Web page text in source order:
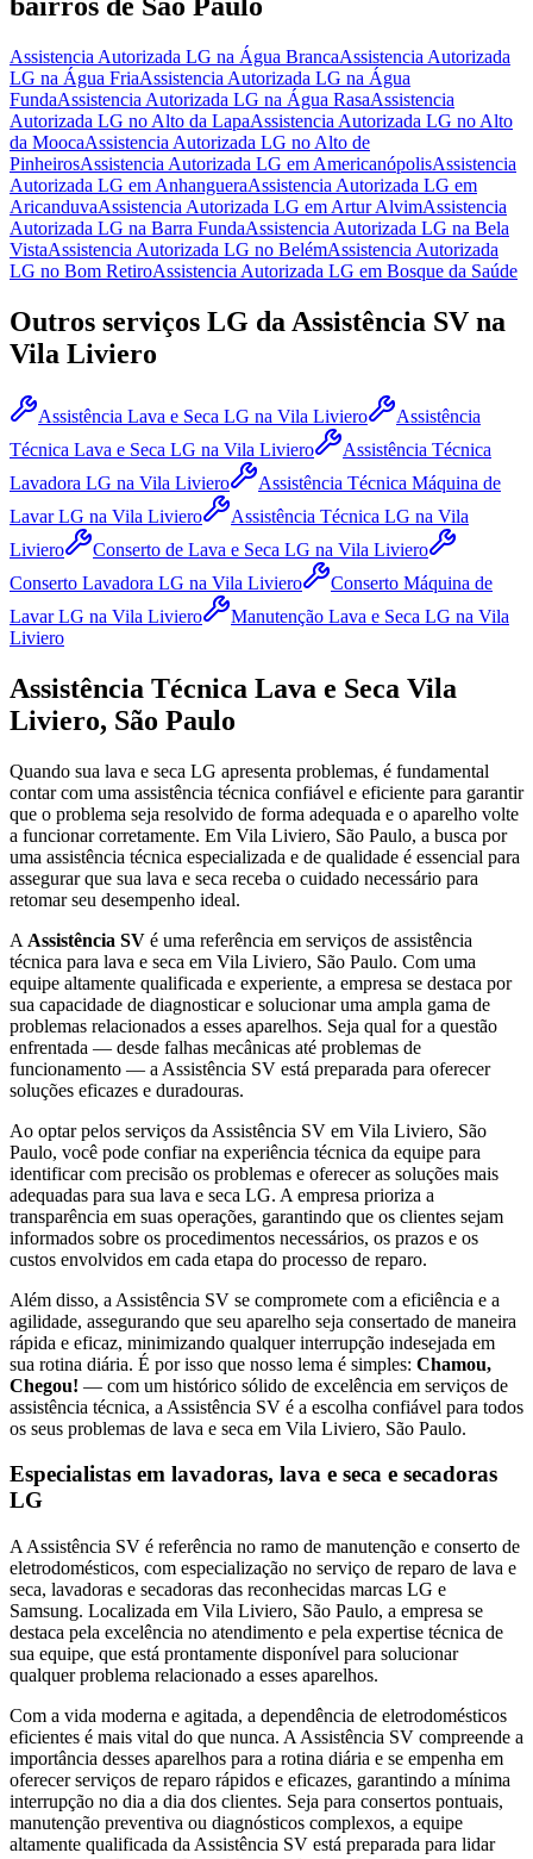
Assistencia Autorizada LG na Água BrancaAssistencia Autorizada
LG na Água FriaAssistencia Autorizada LG na Água
FundaAssistencia Autorizada LG na Água RasaAssistencia
Autorizada LG no Alto da LapaAssistencia Autorizada LG no Alto
da MoocaAssistencia Autorizada LG no Alto de
PinheirosAssistencia Autorizada LG em AmericanópolisAssistencia
Autorizada LG em AnhangueraAssistencia Autorizada LG em
AricanduvaAssistencia Autorizada LG em Artur AlvimAssistencia
Autorizada LG na Barra FundaAssistencia Autorizada LG na Bela
VistaAssistencia Autorizada LG no BelémAssistencia Autorizada
LG no Bom RetiroAssistencia Autorizada LG em Bosque da Saúde
Outros serviços LG da Assistência SV na
Vila Liviero
Assistência Lava e Seca LG na Vila Liviero
Assistência
Técnica Lava e Seca LG na Vila Liviero
Assistência Técnica
Lavadora LG na Vila Liviero
Assistência Técnica Máquina de
Lavar LG na Vila Liviero Assistência Técnica LG na Vila
Liviero
Conserto de Lava e Seca LG na Vila Liviero
Conserto Lavadora LG na Vila Liviero
Conserto Máquina de
Lavar LG na Vila Liviero Manutenção Lava e Seca LG na Vila
Liviero
Assistência Técnica Lava e Seca Vila
Liviero, São Paulo
Quando sua lava e seca LG apresenta problemas, é fundamental
contar com uma assistência técnica confiável e eficiente para garantir
que o problema seja resolvido de forma adequada e o aparelho volte
a funcionar corretamente. Em Vila Liviero, São Paulo, a busca por
uma assistência técnica especializada e de qualidade é essencial para
assegurar que sua lava e seca receba o cuidado necessário para
retomar seu desempenho ideal.
A Assistência SV é uma referência em serviços de assistência
técnica para lava e seca em Vila Liviero, São Paulo. Com uma
equipe altamente qualificada e experiente, a empresa se destaca por
sua capacidade de diagnosticar e solucionar uma ampla gama de
problemas relacionados a esses aparelhos. Seja qual for a questão
enfrentada — desde falhas mecânicas até problemas de
funcionamento — a Assistência SV está preparada para oferecer
soluções eficazes e duradouras.
Ao optar pelos serviços da Assistência SV em Vila Liviero, São
Paulo, você pode confiar na experiência técnica da equipe para
identificar com precisão os problemas e oferecer as soluções mais
adequadas para sua lava e seca LG. A empresa prioriza a
transparência em suas operações, garantindo que os clientes sejam
informados sobre os procedimentos necessários, os prazos e os
custos envolvidos em cada etapa do processo de reparo.
Além disso, a Assistência SV se compromete com a eficiência e a
agilidade, assegurando que seu aparelho seja consertado de maneira
rápida e eficaz, minimizando qualquer interrupção indesejada em
sua rotina diária. É por isso que nosso lema é simples: Chamou,
Chegou! — com um histórico sólido de excelência em serviços de
assistência técnica, a Assistência SV é a escolha confiável para todos
os seus problemas de lava e seca em Vila Liviero, São Paulo.
Especialistas em lavadoras, lava e seca e secadoras
LG
A Assistência SV é referência no ramo de manutenção e conserto de
eletrodomésticos, com especialização no serviço de reparo de lava e
seca, lavadoras e secadoras das reconhecidas marcas LG e
Samsung. Localizada em Vila Liviero, São Paulo, a empresa se
destaca pela excelência no atendimento e pela expertise técnica de
sua equipe, que está prontamente disponível para solucionar
qualquer problema relacionado a esses aparelhos.
Com a vida moderna e agitada, a dependência de eletrodomésticos
eficientes é mais vital do que nunca. A Assistência SV compreende a
importância desses aparelhos para a rotina diária e se empenha em
oferecer serviços de reparo rápidos e eficazes, garantindo a mínima
interrupção no dia a dia dos clientes. Seja para consertos pontuais,
manutenção preventiva ou diagnósticos complexos, a equipe
altamente qualificada da Assistência SV está preparada para lidar